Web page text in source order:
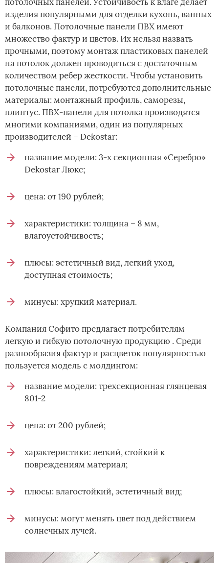
изделия популярными для отделки кухонь, ванных
и балконов. Потолочные панели ПВХ имеют
множество фактур и цветов. Их нельзя назвать
прочными, поэтому монтаж пластиковых панелей
на потолок должен проводиться с достаточным
количеством ребер жесткости. Чтобы установить
потолочные панели, потребуются дополнительные
материалы: монтажный профиль, саморезы,
плинтус. ПВХ-панели для потолка производятся
многими компаниями, один из популярных
производителей – Dekostar:
название модели: 3-х секционная «Серебро»
Dekostar Люкс;
цена: от 190 рублей;
характеристики: толщина – 8 мм,
влагоустойчивость;
плюсы: эстетичный вид, легкий уход,
доступная стоимость;
минусы: хрупкий материал.
Компания Софито предлагает потребителям
легкую и гибкую потолочную продукцию . Среди
разнообразия фактур и расцветок популярностью
пользуется модель с молдингом:
название модели: трехсекционная глянцевая
801-2
цена: от 200 рублей;
характеристики: легкий, стойкий к
повреждениям материал;
плюсы: влагостойкий, эстетичный вид;
минусы: могут менять цвет под действием
солнечных лучей.